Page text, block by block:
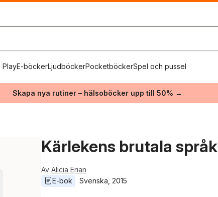
PlayE-böckerLjudböckerPocketböckerSpel och pussel
Skapa nya rutiner – hälsoböcker upp till 50% →
Kärlekens brutala språk
Av Alicia Erian
E-bok
Svenska 2015